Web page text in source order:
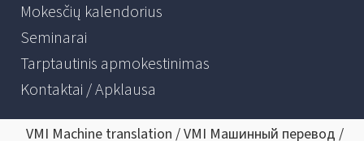
Mokesčių kalendorius
Seminarai
Tarptautinis apmokestinimas
Kontaktai / Apklausa
VMI Machine translation / VMI Машинный перевод /